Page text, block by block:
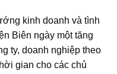
kinh doanh và tình
Biên ngày một tăng
ty, doanh nghiệp theo
gian cho các chủ